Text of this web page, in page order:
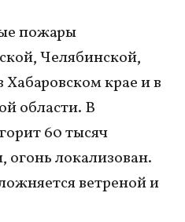
пожары
Челябинской,
крае и в
области. В
60 тысяч
огонь локализован.
ветреной и